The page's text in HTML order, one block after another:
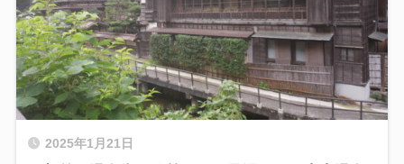
2025年1月21日